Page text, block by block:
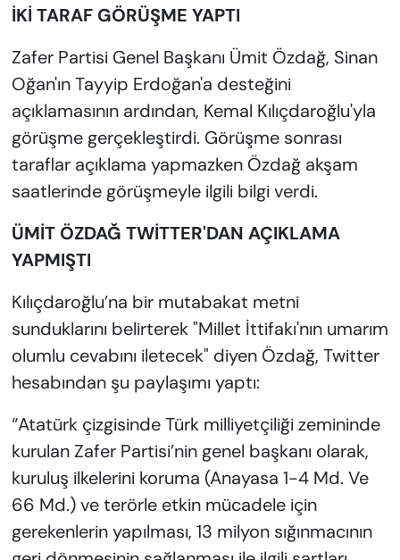
İKİ TARAF GÖRÜŞME YAPTI
Zafer Partisi Genel Başkanı Ümit Özdağ, Sinan
Oğan'ın Tayyip Erdoğan'a desteğini
açıklamasının ardından, Kemal Kılıçdaroğlu'yla
görüşme gerçekleştirdi. Görüşme sonrası
taraflar açıklama yapmazken Özdağ akşam
saatlerinde görüşmeyle ilgili bilgi verdi.
ÜMİT ÖZDAĞ TWİTTER'DAN AÇIKLAMA
YAPMIŞTI
Kılıçdaroğlu’na bir mutabakat metni
sunduklarını belirterek "Millet İttifakı'nın umarım
olumlu cevabını iletecek" diyen Özdağ, Twitter
hesabından şu paylaşımı yaptı:
“Atatürk çizgisinde Türk milliyetçiliği zemininde
kurulan Zafer Partisi’nin genel başkanı olarak,
kuruluş ilkelerini koruma (Anayasa 1-4 Md. Ve
66 Md.) ve terörle etkin mücadele için
gerekenlerin yapılması, 13 milyon sığınmacının